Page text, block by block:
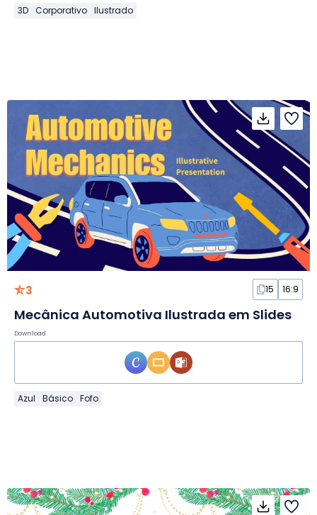
3D Corporativo Ilustrado
3 15 16:9
Mecânica Automotiva Ilustrada em Slides
Download
Azul Básico Fofo